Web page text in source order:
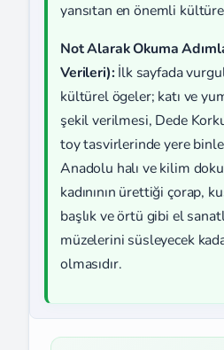
yansıtan en önemli
Not Alarak Okuma
Verileri): İlk sayfada
kültürel ögeler; katı ve
şekil verilmesi, Dede
toy tasvirlerinde yere
Anadolu halı ve kilim
kadınının ürettiği çorap,
başlık ve örtü gibi el
müzelerini süsleyecek
olmasıdır.